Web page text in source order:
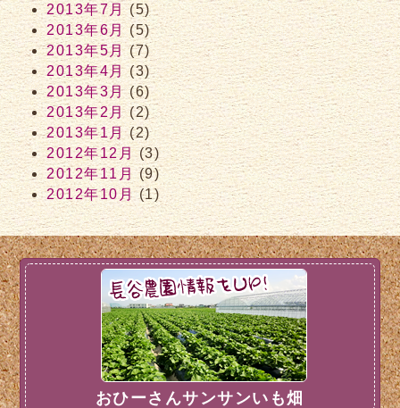
2013年7月(5)
2013年6月(5)
2013年5月(7)
2013年4月(3)
2013年3月(6)
2013年2月(2)
2013年1月(2)
2012年12月(3)
2012年11月(9)
2012年10月(1)
おひーさんサンサンいも畑